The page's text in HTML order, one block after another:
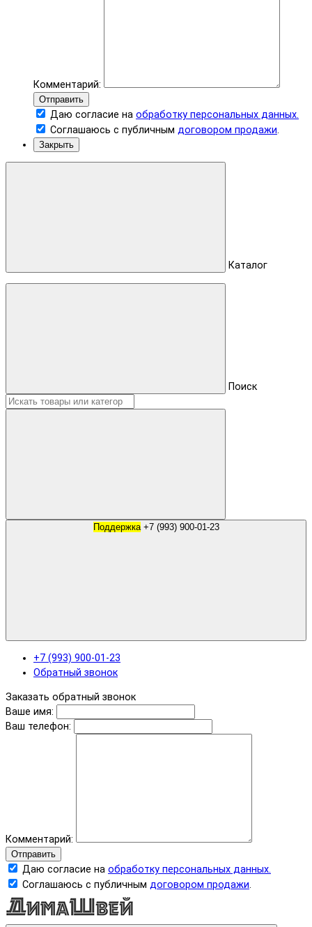
Комментарий:
Отправить
Даю согласие на обработку персональных данных.
Соглашаюсь с публичным договором продажи.
Закрыть
Каталог
Поиск
Поддержка +7 (993) 900-01-23
+7 (993) 900-01-23
Обратный звонок
Заказать обратный звонок
Ваше имя:
Ваш телефон:
Комментарий:
Отправить
Даю согласие на обработку персональных данных.
Соглашаюсь с публичным договором продажи.